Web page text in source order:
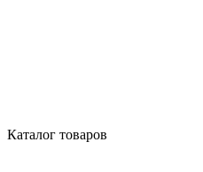
Каталог товаров